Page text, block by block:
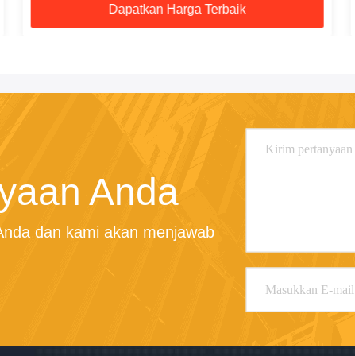
Dapatkan Harga Terbaik
Anda
dan kami akan menjawab